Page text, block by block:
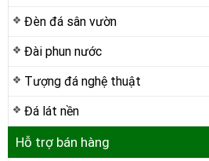
Đèn đá sân vườn
Đài phun nước
Tượng đá nghệ thuật
Đá lát nền
Hỗ trợ bán hàng